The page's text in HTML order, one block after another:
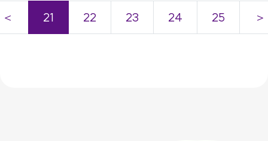
＜ 21 22 23 24 25 ＞